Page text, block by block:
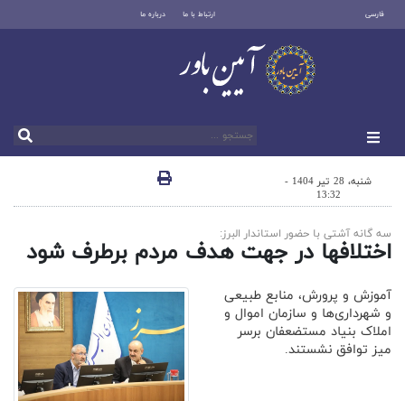
فارسی ارتباط با ما درباره ما
شنبه، 28 تیر 1404 -
13:32
سه گانه آشتی با حضور استاندار البرز:
اختلافها در جهت هدف مردم برطرف شود
آموزش و پرورش، منابع طبیعی
و شهرداری‌ها و سازمان اموال و
املاک بنیاد مستضعفان برسر
میز توافق نشستند.